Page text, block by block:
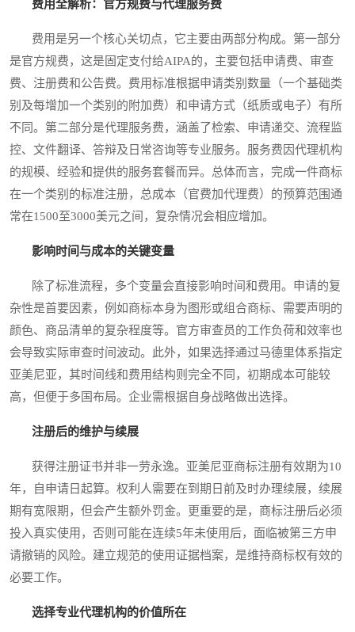
费用全解析：官方规费与代理服务费
费用是另一个核心关切点，它主要由两部分构成。第一部分
是官方规费，这是固定支付给AIPA的，主要包括申请费、审查
费、注册费和公告费。费用标准根据申请类别数量（一个基础类
别及每增加一个类别的附加费）和申请方式（纸质或电子）有所
不同。第二部分是代理服务费，涵盖了检索、申请递交、流程监
控、文件翻译、答辩及日常咨询等专业服务。服务费因代理机构
的规模、经验和提供的服务套餐而异。总体而言，完成一件商标
在一个类别的标准注册，总成本（官费加代理费）的预算范围通
常在1500至3000美元之间，复杂情况会相应增加。
影响时间与成本的关键变量
除了标准流程，多个变量会直接影响时间和费用。申请的复
杂性是首要因素，例如商标本身为图形或组合商标、需要声明的
颜色、商品清单的复杂程度等。官方审查员的工作负荷和效率也
会导致实际审查时间波动。此外，如果选择通过马德里体系指定
亚美尼亚，其时间线和费用结构则完全不同，初期成本可能较
高，但便于多国布局。企业需根据自身战略做出选择。
注册后的维护与续展
获得注册证书并非一劳永逸。亚美尼亚商标注册有效期为10
年，自申请日起算。权利人需要在到期日前及时办理续展，续展
期有宽限期，但会产生额外罚金。更重要的是，商标注册后必须
投入真实使用，否则可能在连续5年未使用后，面临被第三方申
请撤销的风险。建立规范的使用证据档案，是维持商标权有效的
必要工作。
选择专业代理机构的价值所在